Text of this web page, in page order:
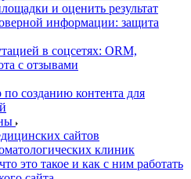
и оценить результат
информации: защита
в соцсетях: ORM,
с отзывами
созданию контента для
сайтов
клиник
это такое и как с ним работать